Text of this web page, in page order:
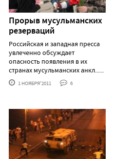
Прорыв мусульманских
резерваций
Российская и западная пресса
увлеченно обсуждает
опасность появления в их
странах мусульманских анкл......
1 НОЯБРЯ'2011 6